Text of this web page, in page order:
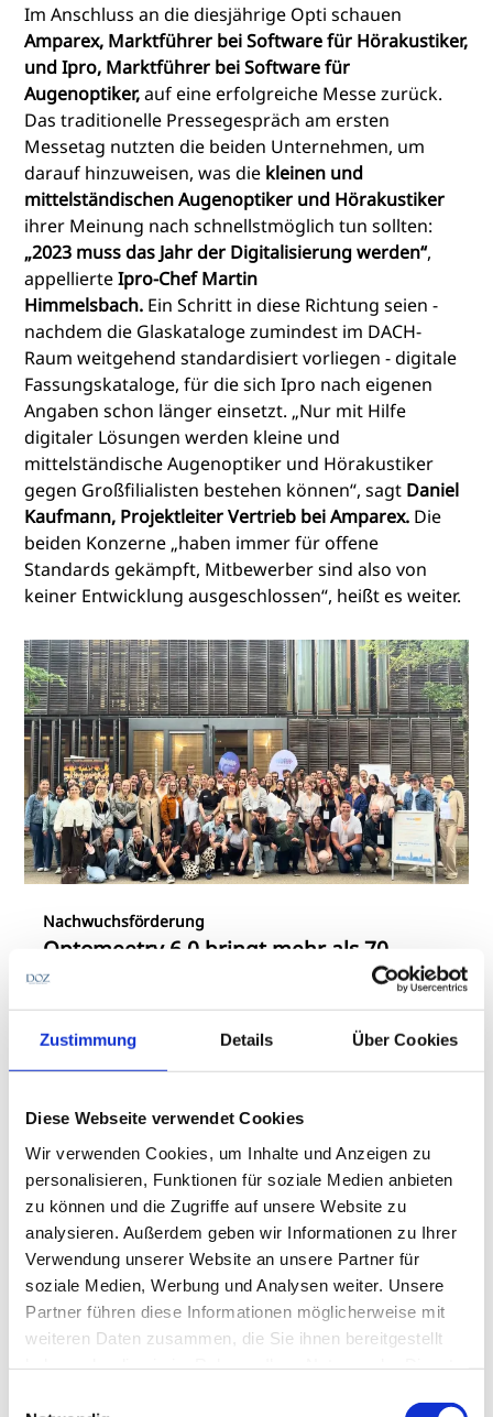
Zustimmung Details Über Cookies
Diese Webseite verwendet Cookies
Wir verwenden Cookies, um Inhalte und Anzeigen zu
personalisieren, Funktionen für soziale Medien anbieten
zu können und die Zugriffe auf unsere Website zu
analysieren. Außerdem geben wir Informationen zu Ihrer
Verwendung unserer Website an unsere Partner für
soziale Medien, Werbung und Analysen weiter. Unsere
Partner führen diese Informationen möglicherweise mit
weiteren Daten zusammen, die Sie ihnen bereitgestellt
Nachwuchsförderung
Optomeetry 6.0 bringt mehr als 70
Studierende an die HS Aalen
Im Anschluss an die diesjährige Opti schauen
Amparex, Marktführer bei Software für Hörakustiker,
und Ipro, Marktführer bei Software für
Augenoptiker,auf eine erfolgreiche Messe zurück.
Das traditionelle Pressegespräch am ersten
Messetag nutzten die beiden Unternehmen, um
darauf hinzuweisen, was die kleinen und
mittelständischen Augenoptiker und Hörakustiker
ihrer Meinung nach schnellstmöglich tun sollten:
„2023 muss das Jahr der Digitalisierung werden“,
appellierteIpro-Chef Martin
Himmelsbach. Ein Schritt in diese Richtung seien -
nachdem die Glaskataloge zumindest im DACH-
Raum weitgehend standardisiert vorliegen - digitale
Fassungskataloge, für die sich Ipro nach eigenen
Angaben schon länger einsetzt. „Nur mit Hilfe
digitaler Lösungen werden kleine und
mittelständische Augenoptiker und Hörakustiker
gegen Großfilialisten bestehen können“, sagt Daniel
Kaufmann, Projektleiter Vertrieb bei Amparex. Die
beiden Konzerne „haben immer für offene
Standards gekämpft, Mitbewerber sind also von
keiner Entwicklung ausgeschlossen“, heißt es weiter.
Die neue Pflicht zum elektronischen
Kostenvoranschlag und die neue Glaseingabe im
Brillenauftrag von winIPRO waren weitere
Gesprächsthemen auf dem gemeinsamen Opti-
Messestand.Im Januar in München war es den
Messebesuchern erstmals möglich, einen Blick auf
die künftige gemeinsame Software von Ipro und
Amparex zu werfen, die in den nächsten Jahren beide
Systeme ersetzen soll. „Eine neue Glasberatung, die